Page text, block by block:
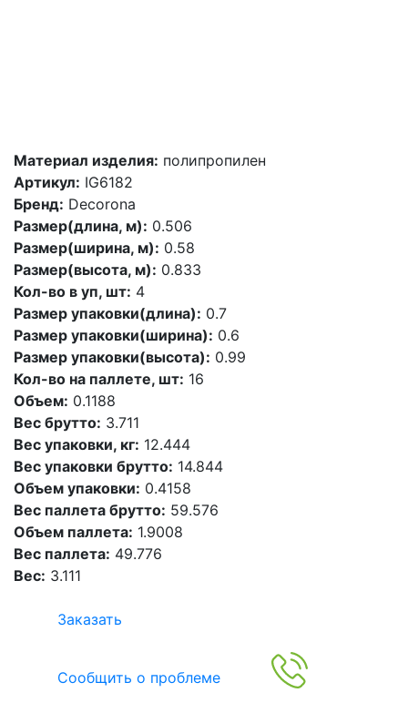
Материал изделия: полипропилен
Артикул: IG6182
Бренд: Decorona
Размер(длина, м): 0.506
Размер(ширина, м): 0.58
Размер(высота, м): 0.833
Кол-во в уп, шт: 4
Размер упаковки(длина): 0.7
Размер упаковки(ширина): 0.6
Размер упаковки(высота): 0.99
Кол-во на паллете, шт: 16
Объем: 0.1188
Вес брутто: 3.711
Вес упаковки, кг: 12.444
Вес упаковки брутто: 14.844
Объем упаковки: 0.4158
Вес паллета брутто: 59.576
Объем паллета: 1.9008
Вес паллета: 49.776
Вес: 3.111
Заказать
Сообщить о проблеме